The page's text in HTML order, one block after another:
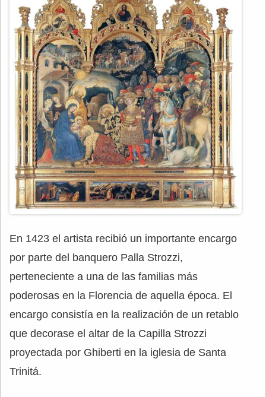
En 1423 el artista recibió un importante encargo
por parte del banquero Palla Strozzi,
perteneciente a una de las familias más
poderosas en la Florencia de aquella época. El
encargo consistía en la realización de un retablo
que decorase el altar de la Capilla Strozzi
proyectada por Ghiberti en la iglesia de Santa
Trinitá.